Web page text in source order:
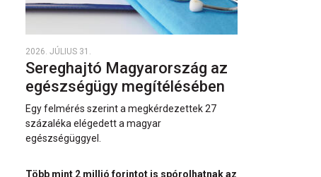
2026. JÚLIUS 31.
Sereghajtó Magyarország az
egészségügy megítélésében
Egy felmérés szerint a megkérdezettek 27
százaléka elégedett a magyar
egészségüggyel.
Több mint 2 millió forintot is spórolhatnak az